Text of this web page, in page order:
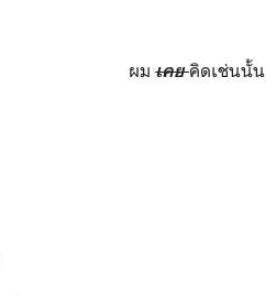
ผม เคยคิดเช่นนั้น